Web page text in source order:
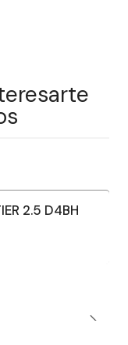
2.5 D4BH